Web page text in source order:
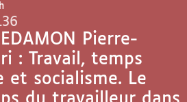
Pierre-
: Travail, temps
et socialisme. Le